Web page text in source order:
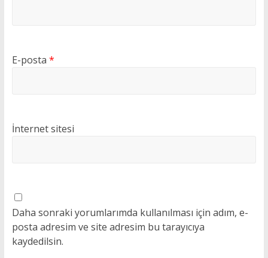
E-posta *
İnternet sitesi
Daha sonraki yorumlarımda kullanılması için adım, e-
posta adresim ve site adresim bu tarayıcıya
kaydedilsin.